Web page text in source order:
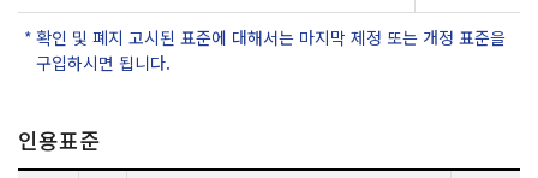
확인 및 폐지 고시된 표준에 대해서는 마지막 제정 또는 개정 표준을
구입하시면 됩니다.
인용표준